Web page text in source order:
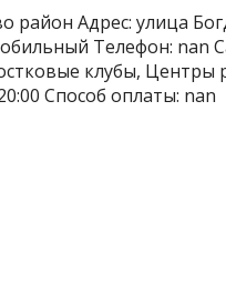
район Адрес: улица
Телефон: nan
клубы, Центры
Способ оплаты: nan